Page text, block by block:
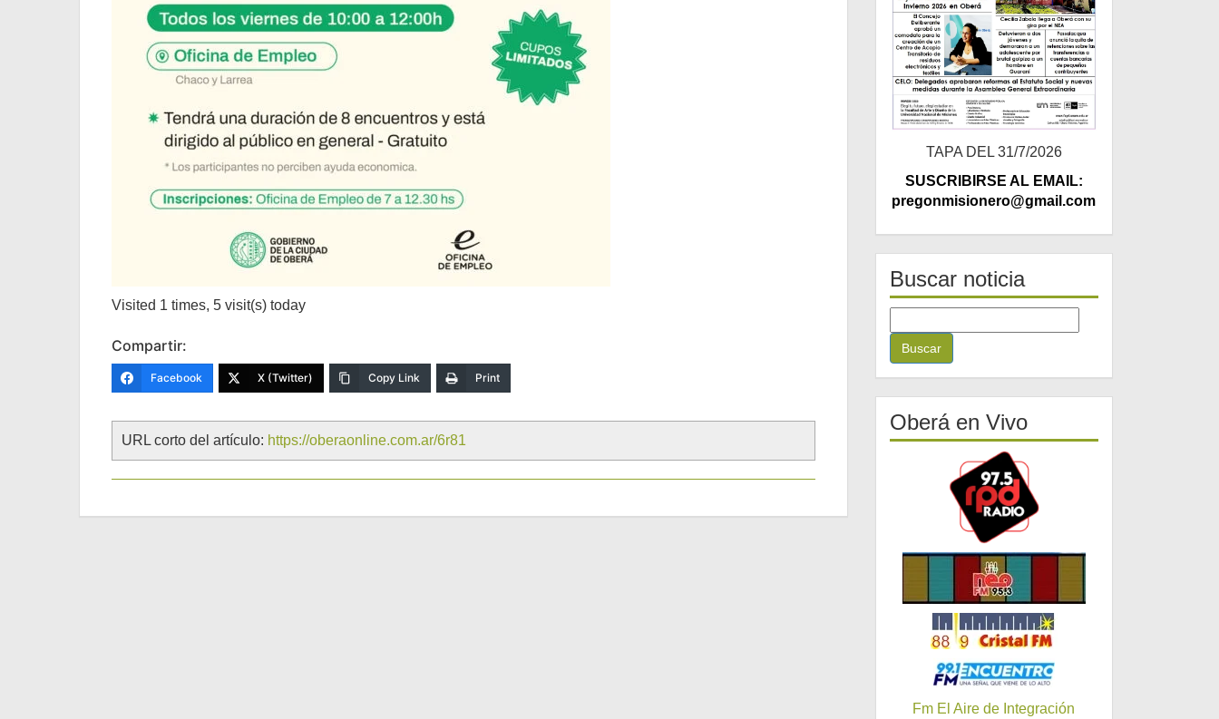
Visited 1 times, 5 visit(s) today
Compartir:
Facebook X (Twitter) Copy Link Print
URL corto del artículo: https://oberaonline.com.ar/6r81
TAPA DEL 31/7/2026
SUSCRIBIRSE AL EMAIL:
pregonmisionero@gmail.com
Buscar noticia
u
c
a
r
:
Oberá en Vivo
Fm El Aire de Integración